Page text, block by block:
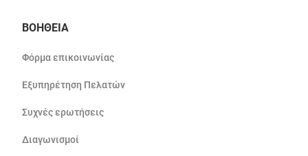
ΒΟΗΘΕΙΑ
Φόρμα επικοινωνίας
Εξυπηρέτηση Πελατών
Συχνές ερωτήσεις
Διαγωνισμοί